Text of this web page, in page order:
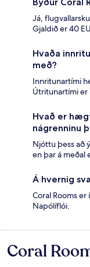
Já,
Gjaldið er 40
Hvaða
með?
Innritunartími
Útritunartími
Hvað er
nágrenninu
Njóttu þess að
en þar á meðal
Á hvernig
Coral Rooms
Napólíflói.
Umsagnir
Coral